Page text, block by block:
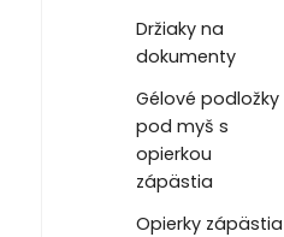
Držiaky na
dokumenty
Gélové podložky
pod myš s
opierkou
zápästia
Opierky zápästia